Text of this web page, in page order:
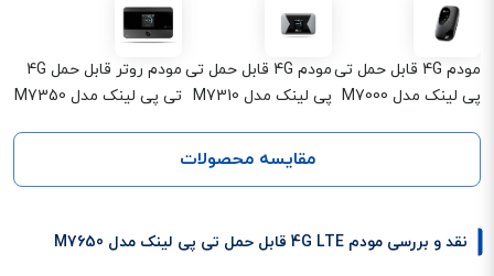
مودم 4G قابل حمل تی
پی لینک مدل M7000
مودم 4G قابل حمل تی
پی لینک مدل M7310
مودم روتر قابل حمل 4G
تی پی لینک مدل M7350
مقایسه محصولات
نقد و بررسی مودم 4G LTE قابل حمل تی پی لینک مدل M7650